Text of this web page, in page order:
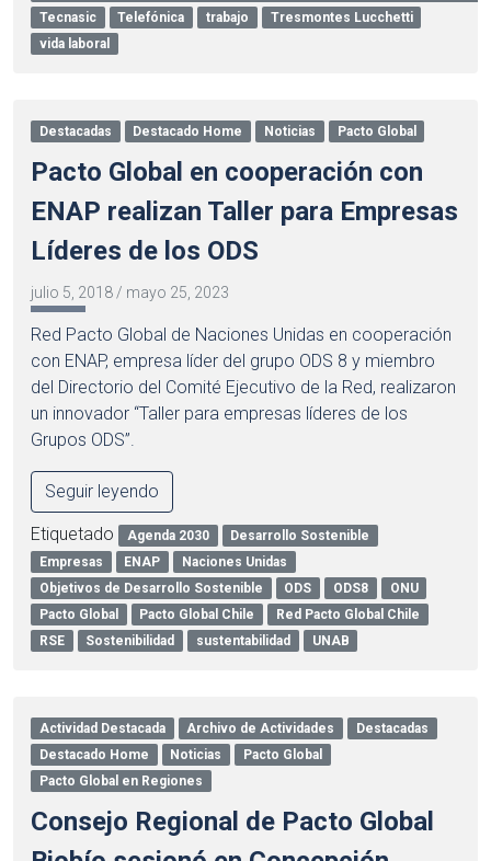
Tecnasic
Telefónica trabajo
Tresmontes Lucchetti
vida laboral
Destacadas Destacado Home Noticias Pacto Global
Pacto Global en cooperación con
ENAP realizan Taller para Empresas
Líderes de los ODS
julio 5, 2018 / mayo 25, 2023
Red Pacto Global de Naciones Unidas en cooperación
con ENAP, empresa líder del grupo ODS 8 y miembro
del Directorio del Comité Ejecutivo de la Red, realizaron
un innovador “Taller para empresas líderes de los
Grupos ODS”.
Seguir leyendo
Etiquetado Agenda 2030
Desarrollo Sostenible
Empresas
ENAP
Naciones Unidas
Objetivos de Desarrollo Sostenible
ODS ODS8
ONU
Pacto Global
Pacto Global Chile
Red Pacto Global Chile
RSE
Sostenibilidad sustentabilidad UNAB
Actividad Destacada Archivo de Actividades
Destacadas
Destacado Home
Noticias
Pacto Global
Pacto Global en Regiones
Consejo Regional de Pacto Global